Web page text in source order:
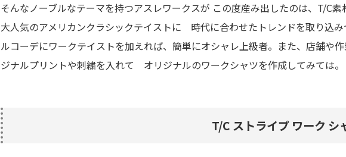
そんなノーブルなテーマを持つアスレワークスが この度産み出したのは、T/C
大人気のアメリカンクラシックテイストに 時代に合わせたトレンドを取り込
ルコーデにワークテイストを加えれば、簡単にオシャレ上級者。また、店舗や
ジナルプリントや刺繍を入れて オリジナルのワークシャツを作成してみては。
T/C ストライプ ワーク シ